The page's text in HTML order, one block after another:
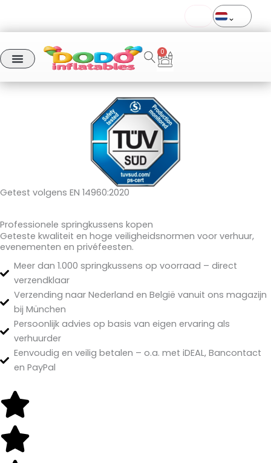
de
inhoud
Bestellingen vóór 11:00 uur worden dezelfde dag verzonden
EN 14960 | TÜV SÜD-gecertificeerd
Verzending door heel Europa
Bestellingen vóór 11:00 uur worden dezelfde dag verzonden
0
Winkelwagen
Getest volgens EN 14960:2020
Professionele springkussens kopen
Geteste kwaliteit en hoge veiligheidsnormen voor verhuur,
evenementen en privéfeesten.
Meer dan 1.000 springkussens op voorraad – direct
verzendklaar
Verzending naar Nederland en België vanuit ons magazijn
bij München
Persoonlijk advies op basis van eigen ervaring als
verhuurder
Eenvoudig en veilig betalen – o.a. met iDEAL, Bancontact
en PayPal